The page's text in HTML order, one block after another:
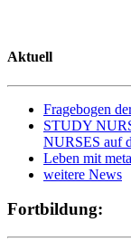
Aktuell
Fragebogen
STUDY
NURSES auf
Leben mit
weitere News
Fortbildung: